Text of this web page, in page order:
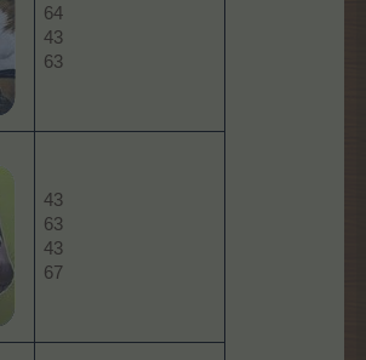
64
43
63
43
63
43
67